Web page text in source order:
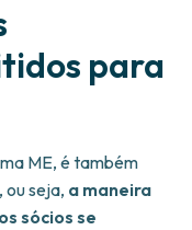
para
ME, é também
seja, a maneira
sócios se